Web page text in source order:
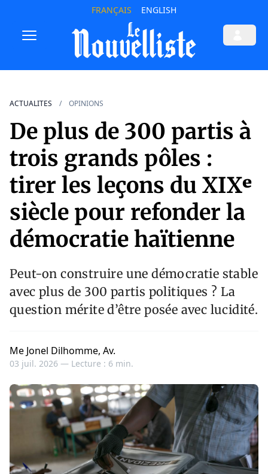
FRANÇAIS ENGLISH
ACTUALITES OPINIONS
De plus de 300 partis à
trois grands pôles :
tirer les leçons du XIXᵉ
siècle pour refonder la
démocratie haïtienne
Peut-on construire une démocratie stable
avec plus de 300 partis politiques ? La
question mérite d’être posée avec lucidité.
Me Jonel Dilhomme, Av.
03 juil. 2026 — Lecture : 6 min.